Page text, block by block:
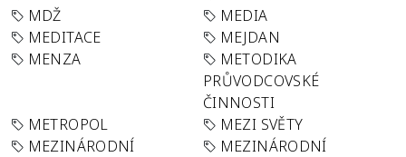
MDŽ
MEDIA
MEDITACE
MEJDAN
MENZA
METODIKA
PRŮVODCOVSKÉ
ČINNOSTI
METROPOL
MEZI SVĚTY
MEZINÁRODNÍ
MEZINÁRODNÍ